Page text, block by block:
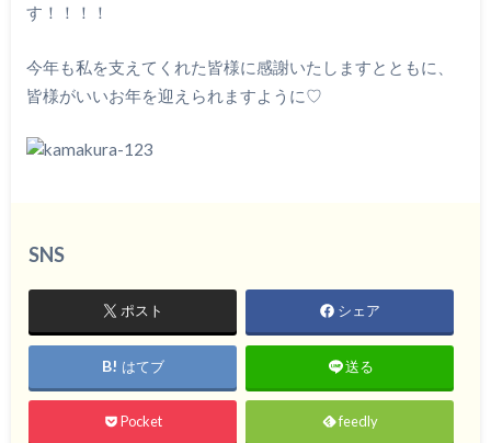
す！！！！
今年も私を支えてくれた皆様に感謝いたしますとともに、
皆様がいいお年を迎えられますように♡
SNS
ポスト シェア
はてブ 送る
Pocket feedly